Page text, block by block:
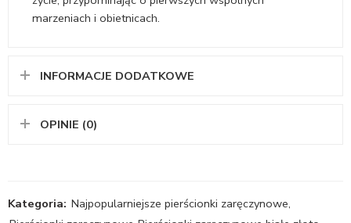
marzeniach i obietnicach.
INFORMACJE DODATKOWE
OPINIE (0)
Kategoria: Najpopularniejsze pierścionki zaręczynowe,